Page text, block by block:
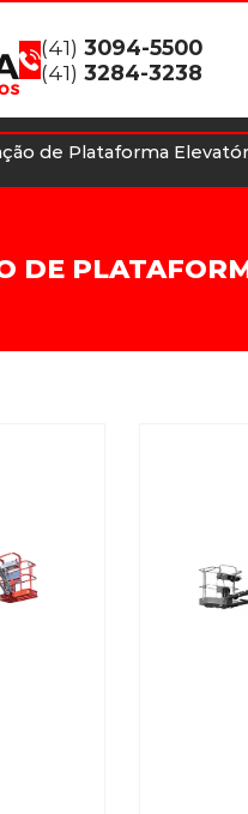
(41) 3094-5500
(41) 3284-3238
de Plataforma
DE